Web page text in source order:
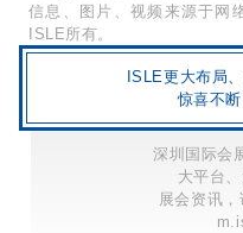
信息、图片、视频来源于网
ISLE所有。
ISLE更大布局
惊喜不
深圳国际会
大平台
展会资讯，